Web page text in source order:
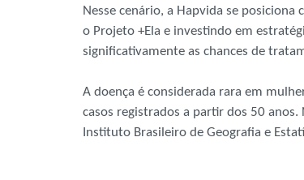
Nesse cenário, a Hapvida se
o Projeto +Ela e investindo em
significativamente as chances de
A doença é considerada rara em
casos registrados a partir dos 50 anos.
Instituto Brasileiro de Geografia e